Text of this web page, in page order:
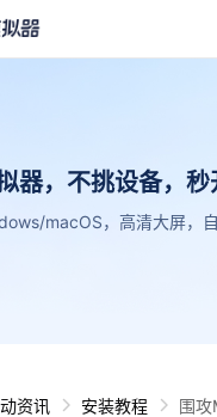
器，不挑设备，秒
macOS，高清大屏，
资讯 安装教程
围攻